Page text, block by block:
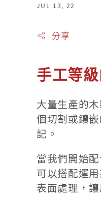
JUL 13, 22
分享
手工等
大量生產的
個切割或鑲
記。
當我們開始
可以搭配運
表面處理，